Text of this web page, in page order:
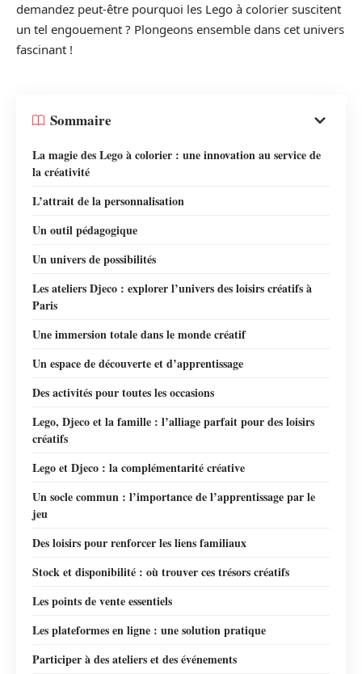
demandez peut-être pourquoi les Lego à colorier suscitent
un tel engouement ? Plongeons ensemble dans cet univers
fascinant !
Sommaire
La magie des Lego à colorier : une innovation au service de
la créativité
L’attrait de la personnalisation
Un outil pédagogique
Un univers de possibilités
Les ateliers Djeco : explorer l’univers des loisirs créatifs à
Paris
Une immersion totale dans le monde créatif
Un espace de découverte et d’apprentissage
Des activités pour toutes les occasions
Lego, Djeco et la famille : l’alliage parfait pour des loisirs
créatifs
Lego et Djeco : la complémentarité créative
Un socle commun : l’importance de l’apprentissage par le
jeu
Des loisirs pour renforcer les liens familiaux
Stock et disponibilité : où trouver ces trésors créatifs
Les points de vente essentiels
Les plateformes en ligne : une solution pratique
Participer à des ateliers et des événements